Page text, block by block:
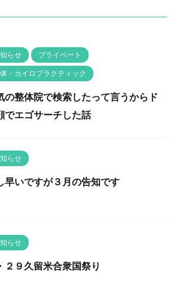
らせ プライベート
・カイロプラクティック
の整体院で検索したって言うからド
でエゴサーチした話
らせ
早いですが３月の告知です
らせ
２９久留米合衆国祭り